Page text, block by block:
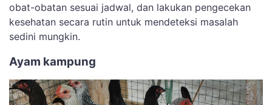
obat-obatan sesuai jadwal, dan lakukan pengecekan
kesehatan secara rutin untuk mendeteksi masalah
sedini mungkin.
Ayam kampung